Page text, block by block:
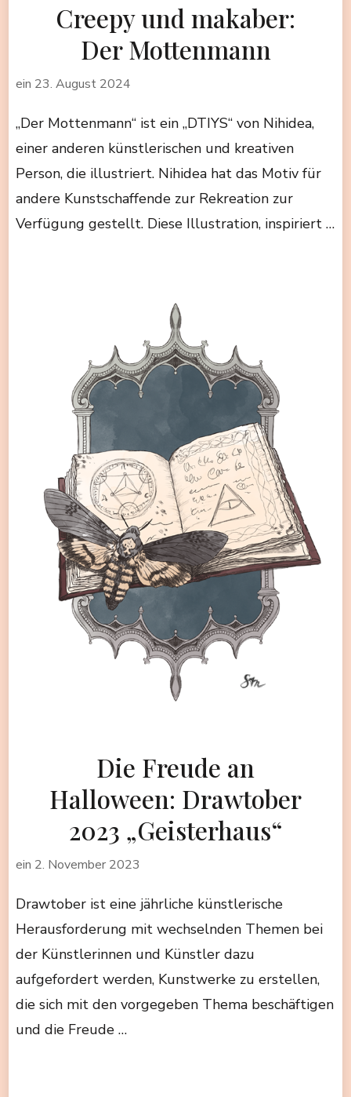
Creepy und makaber:
Der Mottenmann
ein 23. August 2024
„Der Mottenmann“ ist ein „DTIYS“ von Nihidea,
einer anderen künstlerischen und kreativen
Person, die illustriert. Nihidea hat das Motiv für
andere Kunstschaffende zur Rekreation zur
Verfügung gestellt. Diese Illustration, inspiriert …
Die Freude an
Halloween: Drawtober
2023 „Geisterhaus“
ein 2. November 2023
Drawtober ist eine jährliche künstlerische
Herausforderung mit wechselnden Themen bei
der Künstlerinnen und Künstler dazu
aufgefordert werden, Kunstwerke zu erstellen,
die sich mit den vorgegeben Thema beschäftigen
und die Freude …